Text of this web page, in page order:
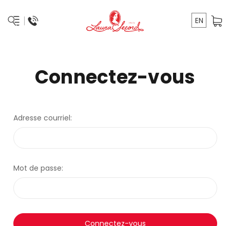
EN
Connectez-vous
Adresse courriel:
Mot de passe: